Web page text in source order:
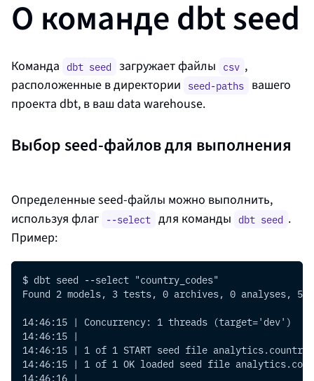
О команде dbt seed
Команда dbt seed загружает файлы csv ,
расположенные в директории seed-paths вашего
проекта dbt, в ваш data warehouse.
Выбор seed-файлов для выполнения
Определенные seed-файлы можно выполнить,
используя флаг --select для команды dbt seed .
Пример:
$ dbt seed --select "country_codes"
Found 2 models, 3 tests, 0 archives, 0 analyses,
14:46:15 | Concurrency: 1 threads (target='dev')
14:46:15 |
14:46:15 | 1 of 1 START seed file
14:46:15 | 1 of 1 OK loaded seed file
14:46:16 |